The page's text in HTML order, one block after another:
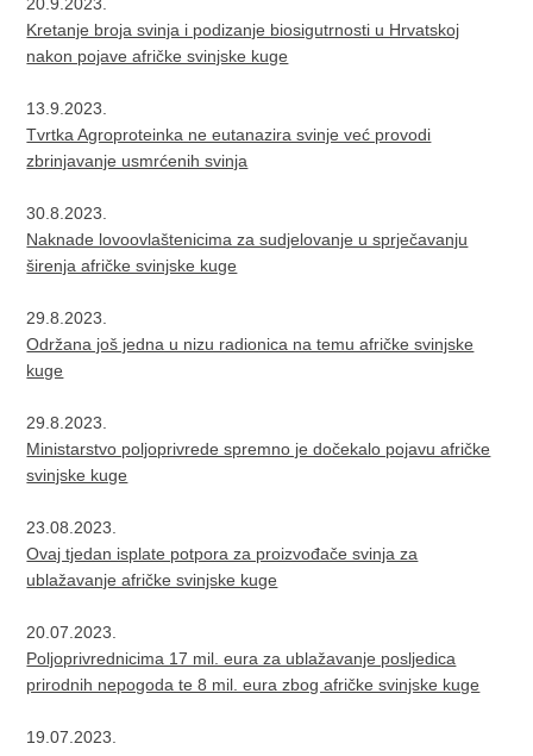
Kretanje broja svinja i podizanje biosigutrnosti u Hrvatskoj
nakon pojave afričke svinjske kuge
13.9.2023.
Tvrtka Agroproteinka ne eutanazira svinje već provodi
zbrinjavanje usmrćenih svinja
30.8.2023.
Naknade lovoovlaštenicima za sudjelovanje u sprječavanju
širenja afričke svinjske kuge
29.8.2023.
Održana još jedna u nizu radionica na temu afričke svinjske
kuge
29.8.2023.
Ministarstvo poljoprivrede spremno je dočekalo pojavu afričke
svinjske kuge
23.08.2023.
Ovaj tjedan isplate potpora za proizvođače svinja za
ublažavanje afričke svinjske kuge
20.07.2023.
Poljoprivrednicima 17 mil. eura za ublažavanje posljedica
prirodnih nepogoda te 8 mil. eura zbog afričke svinjske kuge
19.07.2023.